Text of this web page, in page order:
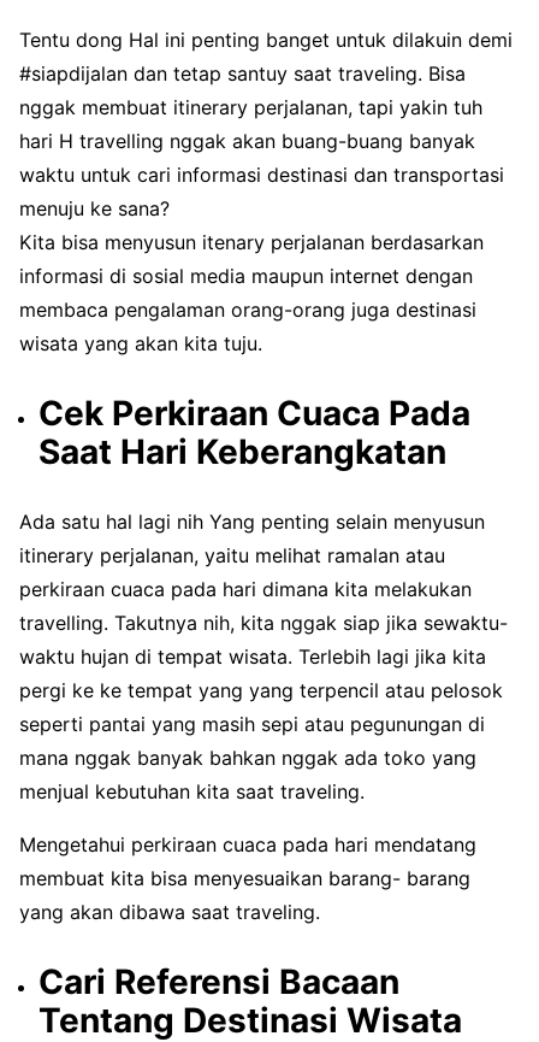
Tentu dong Hal ini penting banget untuk dilakuin demi
#siapdijalan dan tetap santuy saat traveling. Bisa
nggak membuat itinerary perjalanan, tapi yakin tuh
hari H travelling nggak akan buang-buang banyak
waktu untuk cari informasi destinasi dan transportasi
menuju ke sana?
Kita bisa menyusun itenary perjalanan berdasarkan
informasi di sosial media maupun internet dengan
membaca pengalaman orang-orang juga destinasi
wisata yang akan kita tuju.
Cek Perkiraan Cuaca Pada
Saat Hari Keberangkatan
Ada satu hal lagi nih Yang penting selain menyusun
itinerary perjalanan, yaitu melihat ramalan atau
perkiraan cuaca pada hari dimana kita melakukan
travelling. Takutnya nih, kita nggak siap jika sewaktu-
waktu hujan di tempat wisata. Terlebih lagi jika kita
pergi ke ke tempat yang yang terpencil atau pelosok
seperti pantai yang masih sepi atau pegunungan di
mana nggak banyak bahkan nggak ada toko yang
menjual kebutuhan kita saat traveling.
Mengetahui perkiraan cuaca pada hari mendatang
membuat kita bisa menyesuaikan barang- barang
yang akan dibawa saat traveling.
Cari Referensi Bacaan
Tentang Destinasi Wisata